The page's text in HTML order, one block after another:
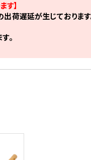
】
荷遅延が生じております
。